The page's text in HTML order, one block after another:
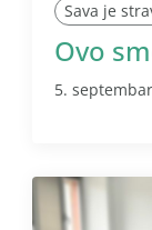
Sava je
Ovo
5.